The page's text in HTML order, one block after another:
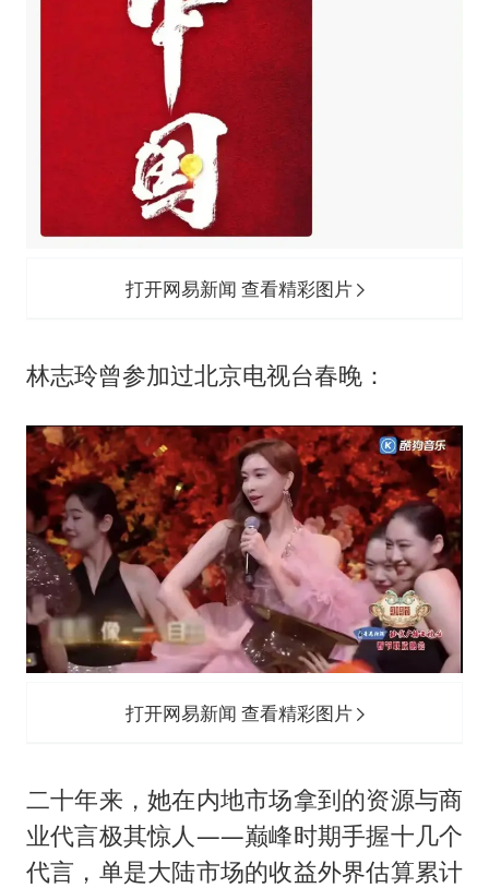
打开网易新闻 查看精彩图片
林志玲曾参加过北京电视台春晚：
打开网易新闻 查看精彩图片
二十年来，她在内地市场拿到的资源与商
业代言极其惊人——巅峰时期手握十几个
代言，单是大陆市场的收益外界估算累计